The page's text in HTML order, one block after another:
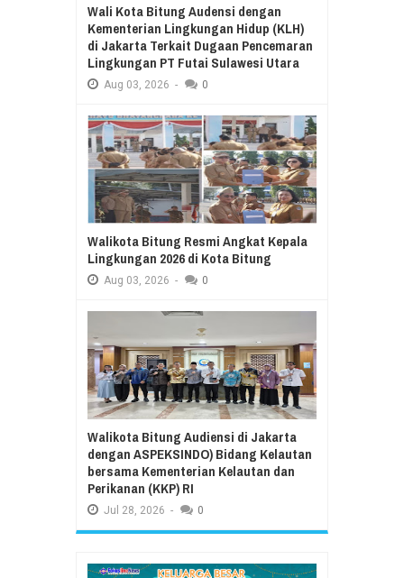
Wali Kota Bitung Audensi dengan
Kementerian Lingkungan Hidup (KLH)
di Jakarta Terkait Dugaan Pencemaran
Lingkungan PT Futai Sulawesi Utara
Aug 03, 2026 - 0
Walikota Bitung Resmi Angkat Kepala
Lingkungan 2026 di Kota Bitung
Aug 03, 2026 - 0
Walikota Bitung Audiensi di Jakarta
dengan ASPEKSINDO) Bidang Kelautan
bersama Kementerian Kelautan dan
Perikanan (KKP) RI
Jul 28, 2026 - 0